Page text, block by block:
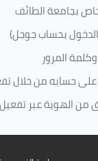
بجامعة الطائف
بحساب جوجل)
المرور
على حسابه من خلال
الهوية عبر تفعيل